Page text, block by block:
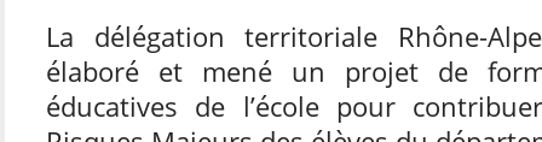
La délégation territoriale Rhône-
élaboré et mené un projet de
éducatives de l’école pour